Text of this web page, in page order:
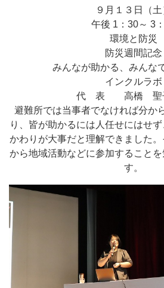
９月１３日（土
午後 1：30～ 3
環境と防災
防災週間記念
みんなが助かる、みんな
インクルラボ
代 表 高橋 聖
避難所では当事者でなければ分か
り、皆が助かるには人任せにはせ
かわりが大事だと理解できました
から地域活動などに参加すること
す。